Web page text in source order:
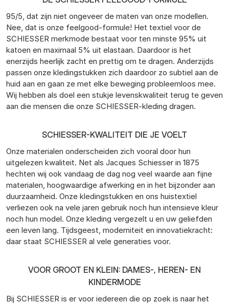
95/5, dat zijn niet ongeveer de maten van onze modellen.
Nee, dat is onze feelgood-formule! Het textiel voor de
SCHIESSER merkmode bestaat voor ten minste 95% uit
katoen en maximaal 5% uit elastaan. Daardoor is het
enerzijds heerlijk zacht en prettig om te dragen. Anderzijds
passen onze kledingstukken zich daardoor zo subtiel aan de
huid aan en gaan ze met elke beweging probleemloos mee.
Wij hebben als doel een stukje levenskwaliteit terug te geven
aan die mensen die onze SCHIESSER-kleding dragen.
SCHIESSER-KWALITEIT DIE JE VOELT
Onze materialen onderscheiden zich vooral door hun
uitgelezen kwaliteit. Net als Jacques Schiesser in 1875
hechten wij ook vandaag de dag nog veel waarde aan fijne
materialen, hoogwaardige afwerking en in het bijzonder aan
duurzaamheid. Onze kledingstukken en ons huistextiel
verliezen ook na vele jaren gebruik noch hun intensieve kleur
noch hun model. Onze kleding vergezelt u en uw geliefden
een leven lang. Tijdsgeest, moderniteit en innovatiekracht:
daar staat SCHIESSER al vele generaties voor.
VOOR GROOT EN KLEIN: DAMES-, HEREN- EN
KINDERMODE
Bij SCHIESSER is er voor iedereen die op zoek is naar het